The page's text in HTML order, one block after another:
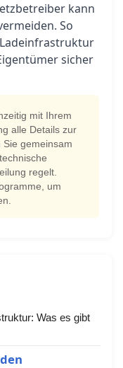
kann
So
sicher
mit Ihrem
alle Details zur
Sie gemeinsam
regelt.
um
Was es gibt